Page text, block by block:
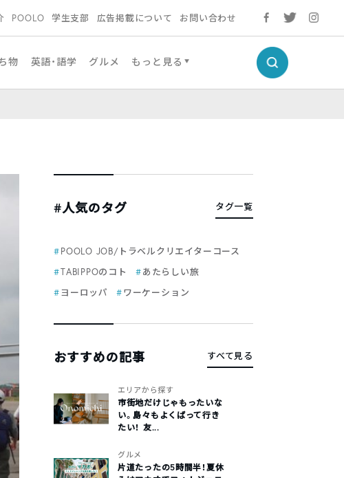
POOLO 学生支部 広告掲載について お問い合わせ
物 英語・語学 グルメ もっと見る
#人気のタグ タグ一覧
POOLO JOB/トラベルクリエイターコース
TABIPPOのコト
あたらしい旅
ヨーロッパ
ワーケーション
おすすめの記事 すべて見る
エリアから探す
市街地だけじゃもったいな
い。島々もよくばって行き
たい！ 友...
グルメ
片道たったの5時間半！夏休